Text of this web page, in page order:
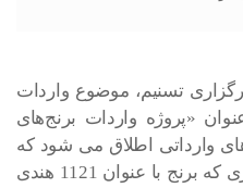
تسنیم، موضوع واردات
«پروژه واردات برنج‌های
وارداتی اطلاق می شود که
یکدست و خالص نبودند؛ به طوری که برنج با عنوان 1121 هندی